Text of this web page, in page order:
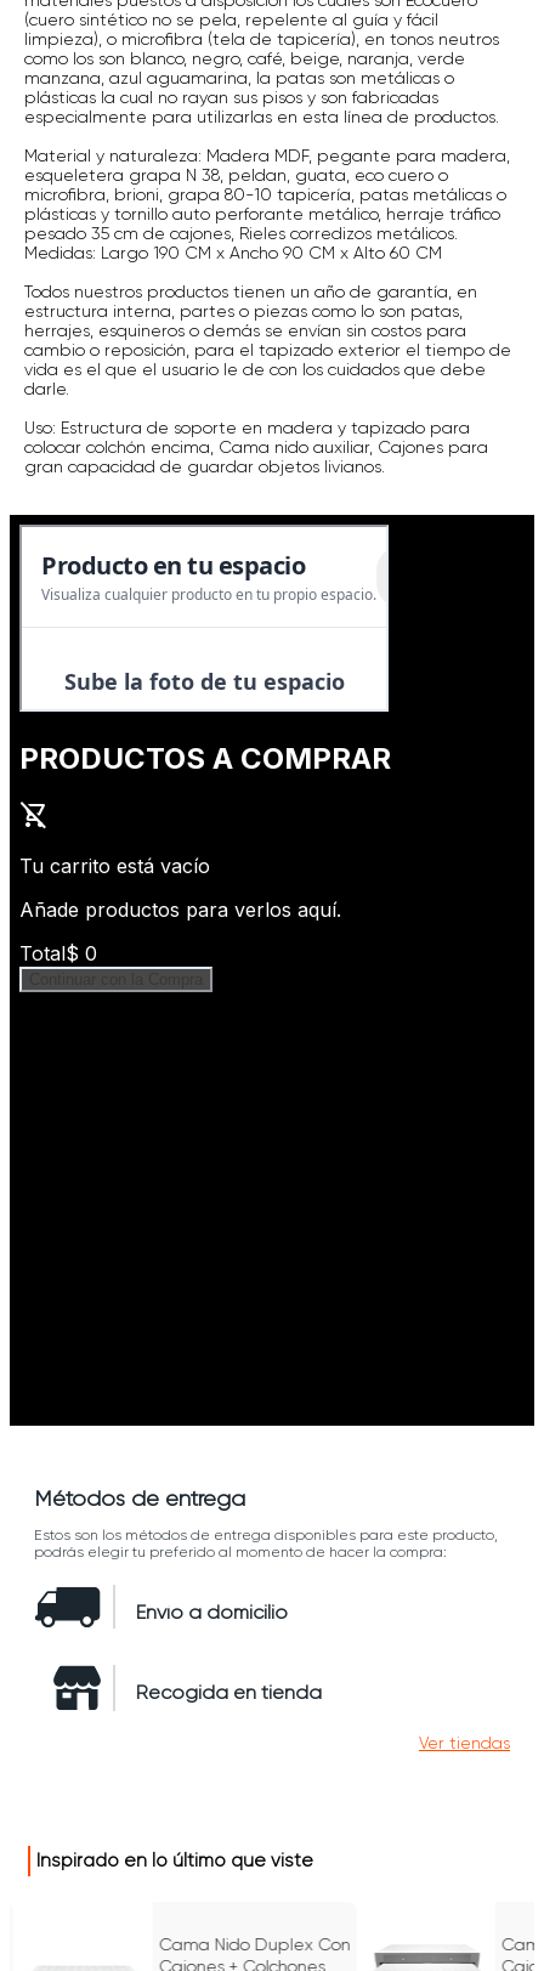
(cuero sintético no se pela, repelente al guía y fácil
limpieza), o microfibra (tela de tapicería), en tonos neutros
como los son blanco, negro, café, beige, naranja, verde
manzana, azul aguamarina, la patas son metálicas o
plásticas la cual no rayan sus pisos y son fabricadas
especialmente para utilizarlas en esta línea de productos.
Material y naturaleza: Madera MDF, pegante para madera,
esqueletera grapa N 38, peldan, guata, eco cuero o
microfibra, brioni, grapa 80-10 tapicería, patas metálicas o
plásticas y tornillo auto perforante metálico, herraje tráfico
pesado 35 cm de cajones, Rieles corredizos metálicos.
Medidas: Largo 190 CM x Ancho 90 CM x Alto 60 CM
Todos nuestros productos tienen un año de garantía, en
estructura interna, partes o piezas como lo son patas,
herrajes, esquineros o demás se envían sin costos para
cambio o reposición, para el tapizado exterior el tiempo de
vida es el que el usuario le de con los cuidados que debe
darle.
Uso: Estructura de soporte en madera y tapizado para
colocar colchón encima, Cama nido auxiliar, Cajones para
gran capacidad de guardar objetos livianos.
Métodos de entrega
Estos son los métodos de entrega disponibles para este producto,
podrás elegir tu preferido al momento de hacer la compra:
Envío a domicilio
Recogida en tienda
Ver tiendas
Inspirado en lo último que viste
Cama Nido Duplex Con
Cajones + Colchones